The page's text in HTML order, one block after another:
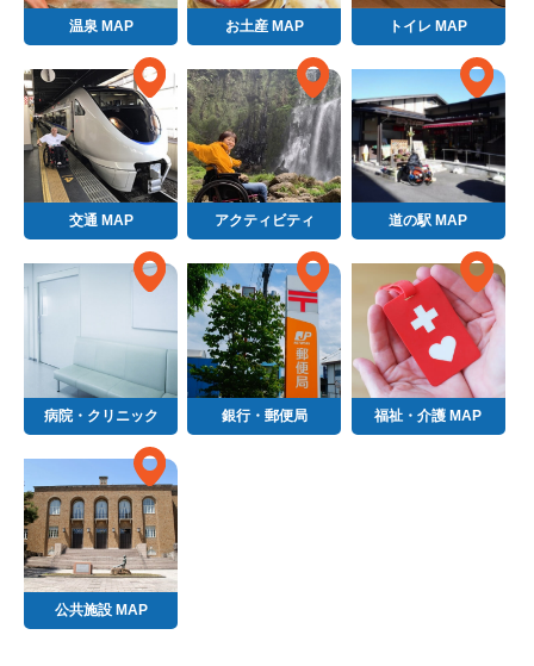
温泉 MAP お土産 MAP トイレ MAP
交通 MAP アクティビティ 道の駅 MAP
病院・クリニック 銀行・郵便局 福祉・介護 MAP
公共施設 MAP